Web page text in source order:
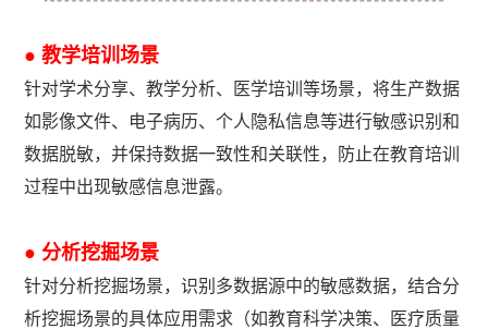
● 教学培训场景
针对学术分享、教学分析、医学培训等场景，将生产数据
如影像文件、电子病历、个人隐私信息等进行敏感识别和
数据脱敏，并保持数据一致性和关联性，防止在教育培训
过程中出现敏感信息泄露。
● 分析挖掘场景
针对分析挖掘场景，识别多数据源中的敏感数据，结合分
析挖掘场景的具体应用需求（如教育科学决策、医疗质量